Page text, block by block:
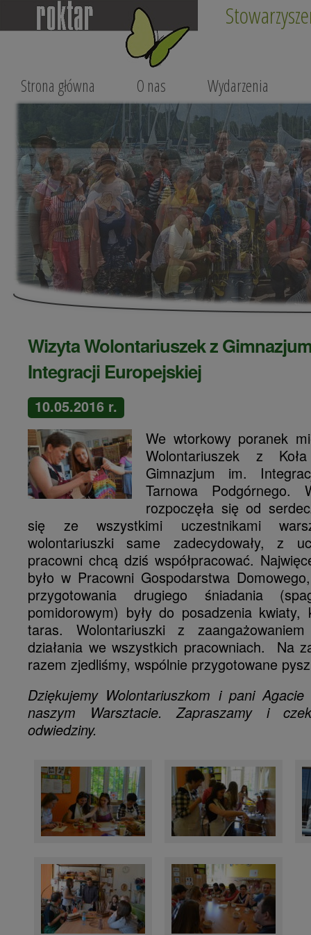
Strona główna O nas Wydarzenia
Wizyta Wolontariuszek z
Integracji Europejskiej
10.05.2016 r.
We wtorkowy poranek
Wolontariuszek z
Gimnazjum im.
Tarnowa Podgórnego.
rozpoczęła się od
się ze wszystkimi uczestnikami
wolontariuszki same zadecydowały, z
pracowni chcą dziś współpracować.
było w Pracowni Gospodarstwa
przygotowania drugiego śniadania
pomidorowym) były do posadzenia
taras. Wolontariuszki z
działania we wszystkich pracowniach. Na
razem zjedliśmy, wspólnie przygotowane
Dziękujemy Wolontariuszkom i pani
naszym Warsztacie. Zapraszamy i
odwiedziny.